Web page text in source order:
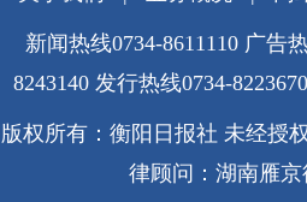
新闻热线0734-8611110 广告
8243140 发行热线0734-8223670
版权所有：衡阳日报社 未经授
律顾问：湖南雁